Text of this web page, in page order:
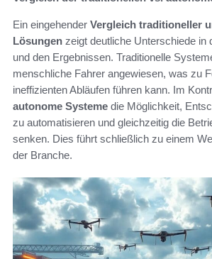
Ein eingehender Vergleich traditioneller
Lösungen zeigt deutliche Unterschiede in
und den Ergebnissen. Traditionelle
menschliche Fahrer angewiesen, was zu
ineffizienten Abläufen führen kann. Im
autonome Systeme die Möglichkeit,
zu automatisieren und gleichzeitig die
senken. Dies führt schließlich zu einem
der Branche.